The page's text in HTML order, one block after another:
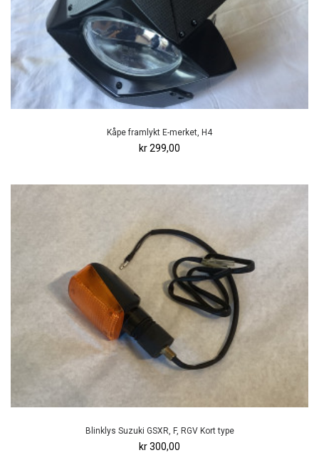
Kåpe framlykt E-merket, H4
kr 299,00
Blinklys Suzuki GSXR, F, RGV Kort type
kr 300,00